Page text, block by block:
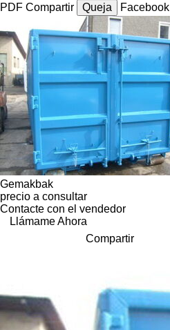
PDF Compartir Queja Facebook
Gemakbak
precio a consultar
Contacte con el vendedor
Llámame Ahora
Compartir